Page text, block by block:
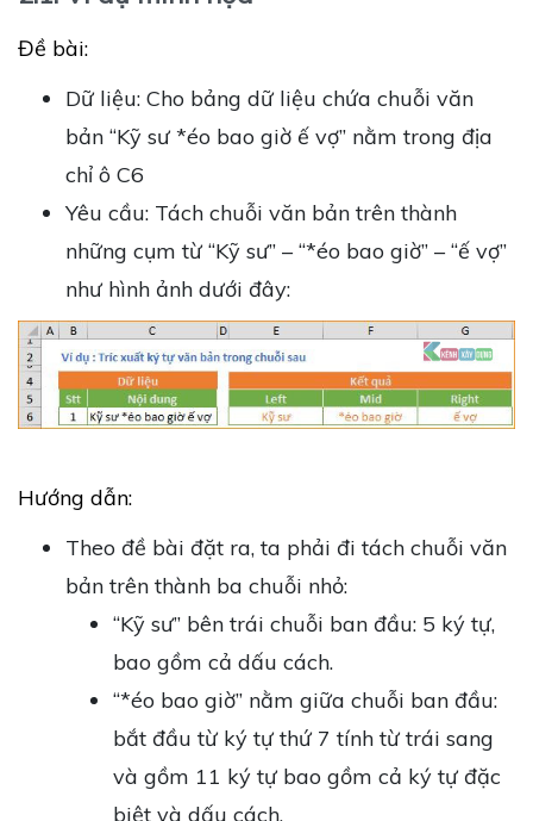
Đề bài:
Dữ liệu: Cho bảng dữ liệu chứa chuỗi văn
bản “Kỹ sư *éo bao giờ ế vợ” nằm trong địa
chỉ ô C6
Yêu cầu: Tách chuỗi văn bản trên thành
những cụm từ “Kỹ sư” – “*éo bao giờ” – “ế vợ”
như hình ảnh dưới đây:
Hướng dẫn:
Theo đề bài đặt ra, ta phải đi tách chuỗi văn
bản trên thành ba chuỗi nhỏ:
“Kỹ sư” bên trái chuỗi ban đầu: 5 ký tự,
bao gồm cả dấu cách.
“*éo bao giờ” nằm giữa chuỗi ban đầu:
bắt đầu từ ký tự thứ 7 tính từ trái sang
và gồm 11 ký tự bao gồm cả ký tự đặc
biệt và dấu cách.